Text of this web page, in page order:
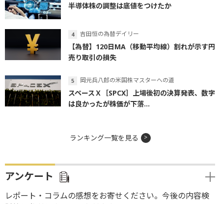
半導体株の調整は底値をつけたか
吉田恒の為替デイリー
【為替】120日MA（移動平均線）割れが示す円
売り取引の損失
岡元兵八郎の米国株マスターへの道
スペースＸ［SPCX］上場後初の決算発表、数字
は良かったが株価が下落...
ランキング一覧を見る
アンケート
レポート・コラムの感想をお寄せください。今後の内容検